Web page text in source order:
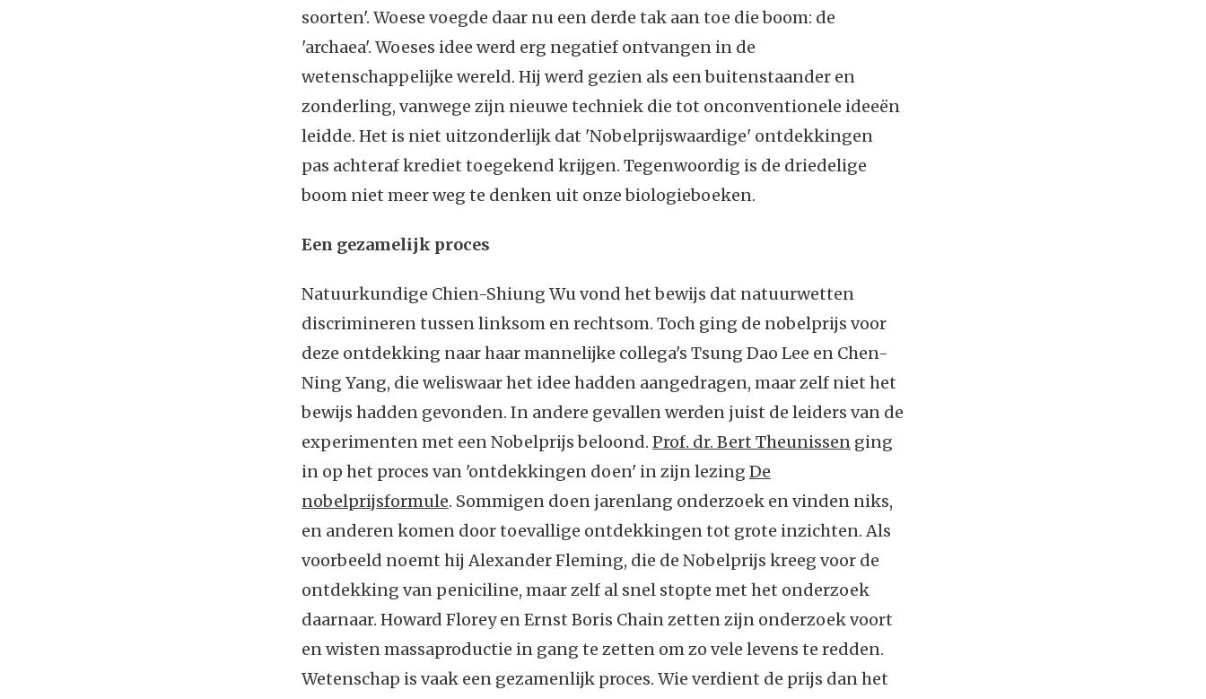
soorten'. Woese voegde daar nu een derde tak aan toe die boom: de
'archaea'. Woeses idee werd erg negatief ontvangen in de
wetenschappelijke wereld. Hij werd gezien als een buitenstaander en
zonderling, vanwege zijn nieuwe techniek die tot onconventionele ideeën
leidde. Het is niet uitzonderlijk dat 'Nobelprijswaardige' ontdekkingen
pas achteraf krediet toegekend krijgen. Tegenwoordig is de driedelige
boom niet meer weg te denken uit onze biologieboeken.
Een gezamelijk proces
Natuurkundige Chien-Shiung Wu vond het bewijs dat natuurwetten
discrimineren tussen linksom en rechtsom. Toch ging de nobelprijs voor
deze ontdekking naar haar mannelijke collega's Tsung Dao Lee en Chen-
Ning Yang, die weliswaar het idee hadden aangedragen, maar zelf niet het
bewijs hadden gevonden. In andere gevallen werden juist de leiders van de
experimenten met een Nobelprijs beloond. Prof. dr. Bert Theunissenging
in op het proces van 'ontdekkingen doen' in zijn lezing De
nobelprijsformule. Sommigen doen jarenlang onderzoek en vinden niks,
en anderen komen door toevallige ontdekkingen tot grote inzichten. Als
voorbeeld noemt hij Alexander Fleming, die de Nobelprijs kreeg voor de
ontdekking van peniciline, maar zelf al snel stopte met het onderzoek
daarnaar. Howard Florey en Ernst Boris Chain zetten zijn onderzoek voort
en wisten massaproductie in gang te zetten om zo vele levens te redden.
Wetenschap is vaak een gezamenlijk proces. Wie verdient de prijs dan het